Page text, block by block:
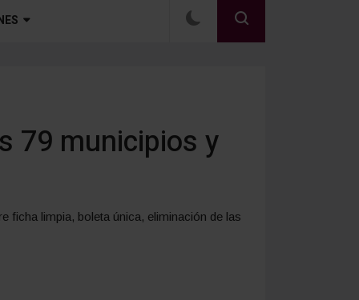
79 municipios y
ficha limpia, boleta única, eliminación de las